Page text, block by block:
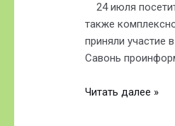
24 июля
также
приняли участие
Савонь
Читать далее »